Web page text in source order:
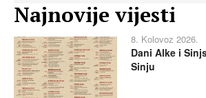
Najnovije vijesti
8. Kolovoz 2026.
Dani Alke i
Sinju